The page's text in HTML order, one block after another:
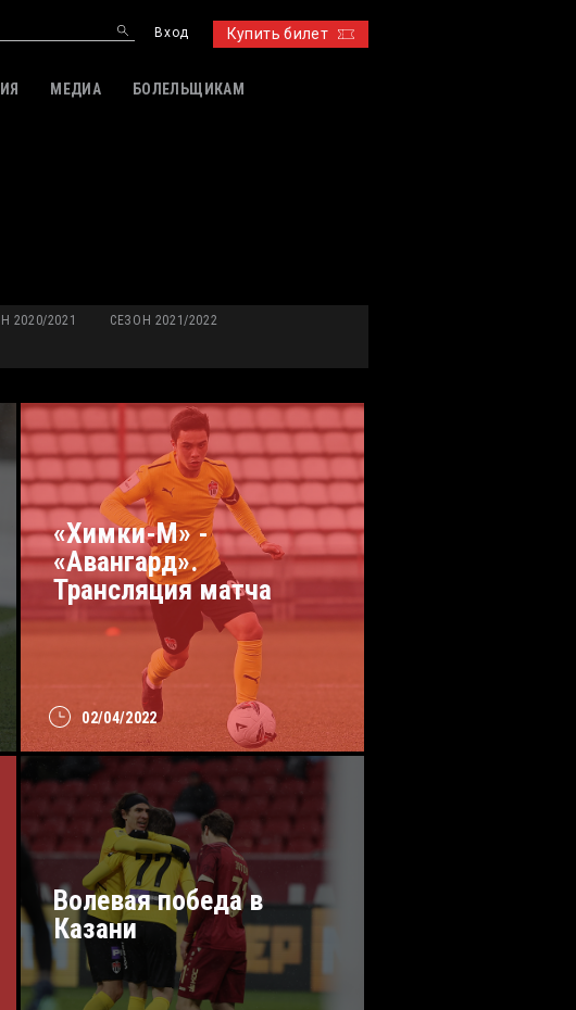
Купить билет
Вход
МЕДИА БОЛЕЛЬЩИКАМ
2020/2021 СЕЗОН 2021/2022
02/04/2022
«Химки-М» -
«Авангард».
Трансляция матча
Волевая победа в
Казани